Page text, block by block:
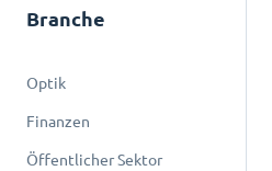
Branche
Optik
Finanzen
Öffentlicher Sektor